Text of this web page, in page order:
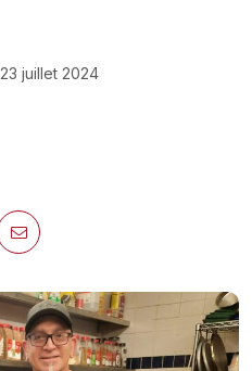
23 juillet 2024